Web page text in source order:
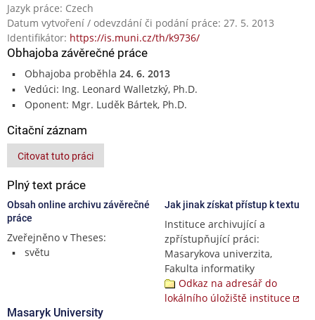
Jazyk práce: Czech
Datum vytvoření / odevzdání či podání práce: 27. 5. 2013
Identifikátor: https://is.muni.cz/th/k9736/
Obhajoba závěrečné práce
Obhajoba proběhla 24. 6. 2013
Vedúci: Ing. Leonard Walletzký, Ph.D.
Oponent: Mgr. Luděk Bártek, Ph.D.
Citační záznam
Citovat tuto práci
Plný text práce
Obsah online archivu závěrečné
práce
Zveřejněno v Theses:
světu
Jak jinak získat přístup k textu
Instituce archivující a
zpřístupňující práci:
Masarykova univerzita,
Fakulta informatiky
Odkaz na adresář do
lokálního úložiště instituce
Masaryk University